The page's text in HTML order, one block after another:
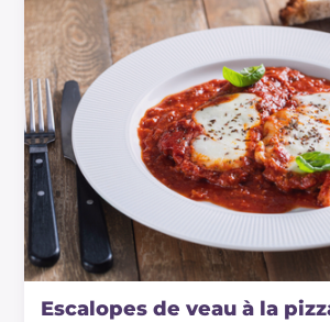
Escalopes de veau à la